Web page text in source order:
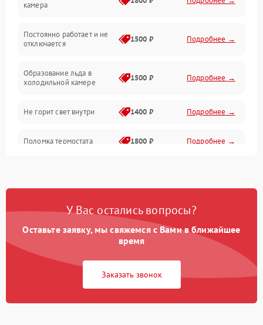
камера
Постоянно работает и не
отключается
1500 ₽ Подробнее →
Образование льда в
холодильной камере
1500 ₽ Подробнее →
Не горит свет внутри 1400 ₽ Подробнее →
Поломка термостата 1800 ₽ Подробнее →
Образование конденсата
1800 ₽ Подробнее →
Сбой в работе инвертора
работе
2000 ₽ Подробнее →
У Вас остались вопросы?
Оставьте заявку, мы свяжемся с Вами в ближайшее
время
Заказать звонок